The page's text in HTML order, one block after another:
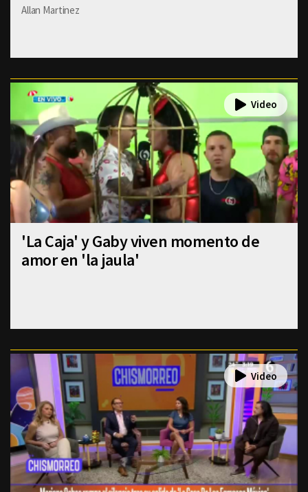
Allan Martinez
'La Caja' y Gaby viven momento de
amor en 'la jaula'